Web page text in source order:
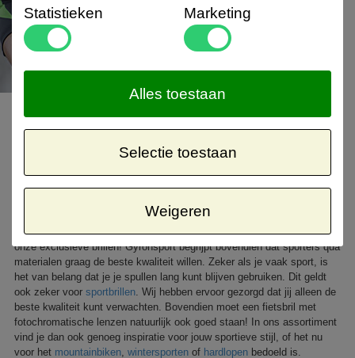
Kies voor een professionele
fietsbril met fotochromatische
Meekleurende lenzen zorgen ervoor dat je je sportbril overal kunt
kleuren, terwijl bijvoorbeeld in de duinen in de open zon de glazen wat
donkerder worden. Deze en nog meertechnologieënvind je terug in
onze exclusieve brillen! Gyronsport begrijpt bovendien dat sporters qua
materialen graag de beste kwaliteit willen. Zeker als je vaak sport, is
het van belang dat je je spullen lang kunt blijven gebruiken. Dit geldt
ook zeker voorsportbrillen. Wij hebben ervoor gezorgd dat jij alleen de
beste kwaliteit kunt verwachten. Bovendien moet een fietsbril met
fotochromatische lenzen natuurlijk ook goed staan! In ons assortiment
vind je dan ook genoeg inspiratie voor jouw sportieve stijl, of het nu
voor het mountainbiken,wintersporten of hardlopen bedoeld is.
Statistieken Marketing
Weigeren
Selectie toestaan
Alles toestaan